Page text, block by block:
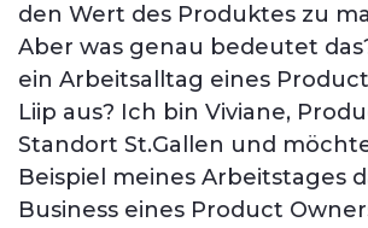
den Wert des Produktes zu
Aber was genau bedeutet
ein Arbeitsalltag eines
Liip aus? Ich bin Viviane,
Standort St.Gallen und
Beispiel meines Arbeitstages
Business eines Product